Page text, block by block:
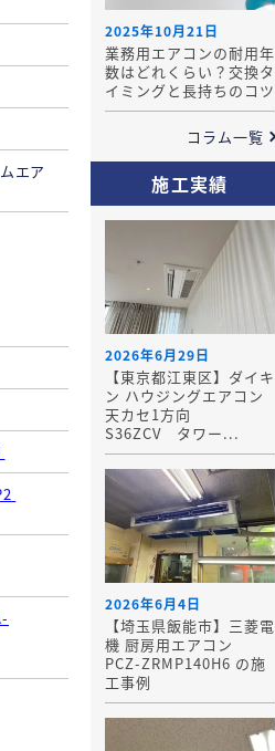
エア
2025年10月21日
業務用エアコンの耐用年
数はどれくらい？交換タ
イミングと長持ちのコツ
コラム一覧
施工実績
2026年6月29日
【東京都江東区】ダイキ
ン ハウジングエアコン
天カセ1方向
S36ZCV タワー...
2026年6月4日
【埼玉県飯能市】三菱電
機 厨房用エアコン
PCZ-ZRMP140H6 の施
工事例